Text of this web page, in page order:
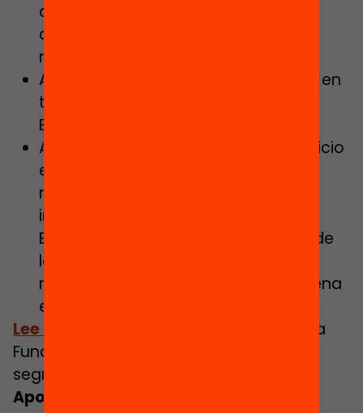
de admisiones y el Decreto de
conciertos sean respetuosos con la
realidad de la escuela concertada.
Avanzar hacia la gratuidad efectiva en
todos los centros del Servicio de
Educación de Cataluña.
Alcanzar la plena gratuidad del servicio
educativo, en todos los centros que
reciben fondos públicos. En la
infrafinanciación del Servicio de
Educación de Cataluña radica uno de
los principales retos que hay que
resolver, en la lucha a favor de la plena
equidad.
Lee las medidas
que proponemos en la
Fundació Bofill para combatir la
segregación escolar.
Apoyo educativo para que ningún